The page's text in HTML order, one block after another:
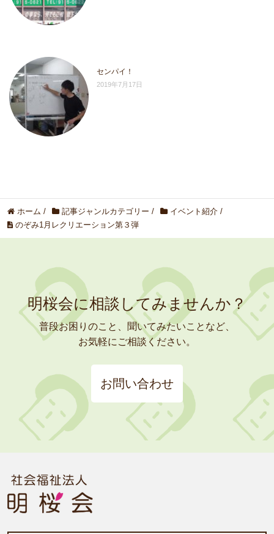
センパイ！
2019年7月17日
ホーム / 記事ジャンルカテゴリー / イベント紹介 /
のぞみ1月レクリエーション第３弾
明桜会に相談してみませんか？
普段お困りのこと、聞いてみたいことなど、
お気軽にご相談ください。
お問い合わせ